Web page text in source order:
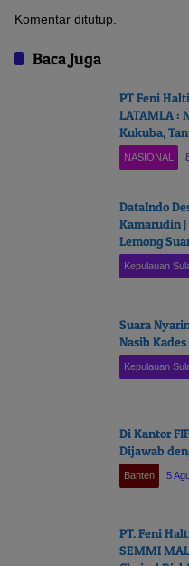
Komentar ditutup.
Baca Juga
PT Feni
LATAMLA :
Kukuba,
NASIONAL
DataIndo
Kamarudin |
Lemong
Kepulauan
Suara
Nasib
Kepulauan
Di Kantor
Dijawab
Banten 5
PT. Feni
SEMMI